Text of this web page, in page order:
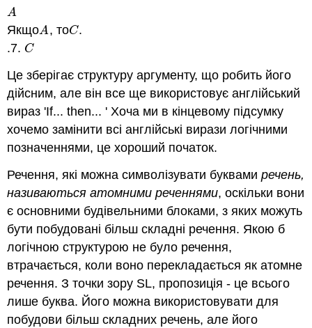
A
A
ЯкщоA
A, тоC
C.
.7. C
C
Це зберігає структуру аргументу, що робить його
дійсним, але він все ще використовує англійський
вираз 'If... then... ' Хоча ми в кінцевому підсумку
хочемо замінити всі англійські вирази логічними
позначеннями, це хороший початок.
Речення, які можна символізувати буквамиречень,
називаються атомними реченнями, оскільки вони
є основними будівельними блоками, з яких можуть
бути побудовані більш складні речення. Якою б
логічною структурою не було речення,
втрачається, коли воно перекладається як атомне
речення. З точки зору SL, пропозиція - це всього
лише буква. Його можна використовувати для
побудови більш складних речень, але його